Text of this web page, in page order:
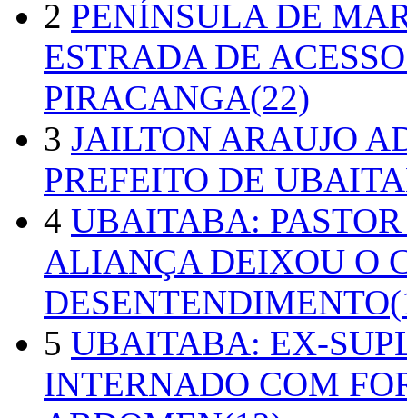
2 PENÍNSULA DE
ESTRADA DE
PIRACANGA(22)
3 JAILTON ARAUJO
PREFEITO DE
4 UBAITABA:
ALIANÇA DEIXOU O
5 UBAITABA: EX-
INTERNADO COM